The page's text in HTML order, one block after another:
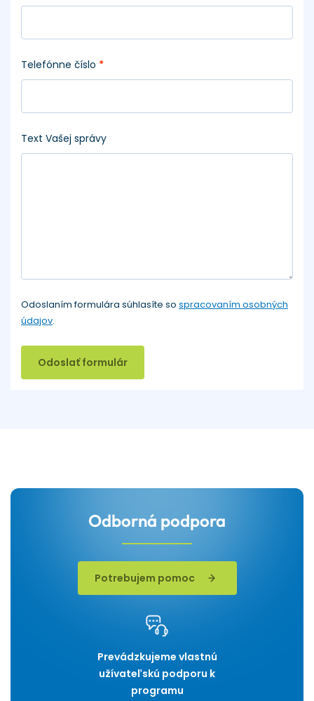
Telefónne číslo *
Text Vašej správy
Odoslaním formulára súhlasíte so spracovaním osobných
údajov.
Odoslať formulár
Odborná podpora
Potrebujem pomoc
Prevádzkujeme vlastnú
užívateľskú podporu k
programu